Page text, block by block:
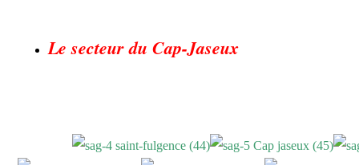
Le secteur du Cap-Jaseux